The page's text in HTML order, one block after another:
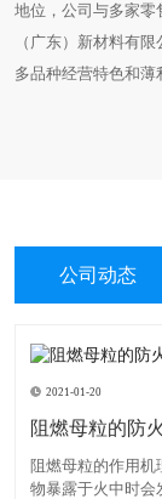
地位，公司与多家零
（广东）新材料有
多品种经营特色和薄
公司动态
2021-01-20
阻燃母粒的防
阻燃母粒的作用
物暴露于火中时会